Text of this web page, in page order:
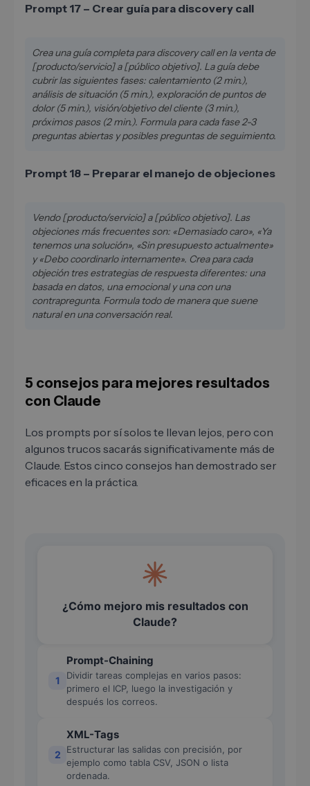
Prompt 17 – Crear guía para discovery call
Crea una guía completa para discovery call en la venta de
[producto/servicio] a [público objetivo]. La guía debe
cubrir las siguientes fases: calentamiento (2 min.),
análisis de situación (5 min.), exploración de puntos de
dolor (5 min.), visión/objetivo del cliente (3 min.),
próximos pasos (2 min.). Formula para cada fase 2-3
preguntas abiertas y posibles preguntas de seguimiento.
Prompt 18 – Preparar el manejo de objeciones
Vendo [producto/servicio] a [público objetivo]. Las
objeciones más frecuentes son: «Demasiado caro», «Ya
tenemos una solución», «Sin presupuesto actualmente»
y «Debo coordinarlo internamente». Crea para cada
objeción tres estrategias de respuesta diferentes: una
basada en datos, una emocional y una con una
contrapregunta. Formula todo de manera que suene
natural en una conversación real.
5 consejos para mejores resultados
con Claude
Los prompts por sí solos te llevan lejos, pero con
algunos trucos sacarás significativamente más de
Claude. Estos cinco consejos han demostrado ser
eficaces en la práctica.
¿Cómo mejoro mis resultados con
Claude?
1
Prompt-Chaining
Dividir tareas complejas en varios pasos:
primero el ICP, luego la investigación y
después los correos.
2
XML-Tags
Estructurar las salidas con precisión, por
ejemplo como tabla CSV, JSON o lista
ordenada.